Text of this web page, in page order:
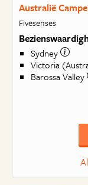
Australië
Fivesenses
Sydney
Victoria
Barossa Valley